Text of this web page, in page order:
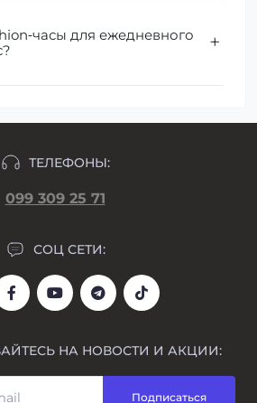
для ежедневного
ТЕЛЕФОНЫ:
099 309 25 71
СОЦ СЕТИ:
НА НОВОСТИ И АКЦИИ:
Подписаться